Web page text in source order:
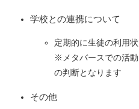
学校との連携について
定期的に生徒の利用
※メタバースでの活
の判断となります
その他